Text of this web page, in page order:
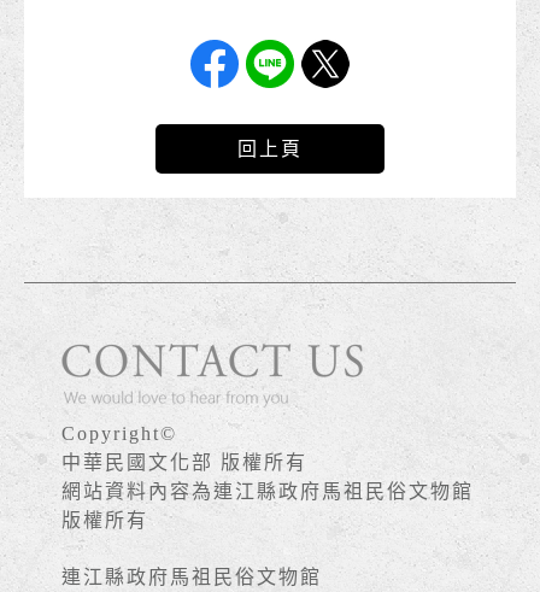
回上頁
Copyright©
中華民國文化部 版權所有
網站資料內容為連江縣政府馬祖民俗文物館
版權所有
連江縣政府馬祖民俗文物館